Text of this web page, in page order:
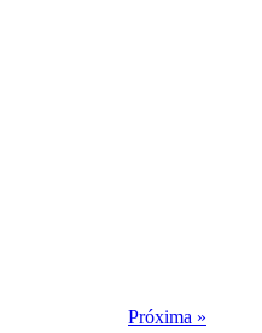
Próxima »